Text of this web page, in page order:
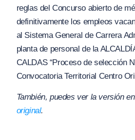
reglas del Concurso abierto de
definitivamente los empleos
al Sistema General de Carrera
planta de personal de la
CALDAS “Proceso de selección
Convocatoria Territorial Centro
También, puedes ver la versión en
original.